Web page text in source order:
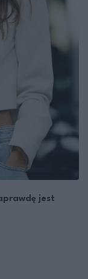
jest